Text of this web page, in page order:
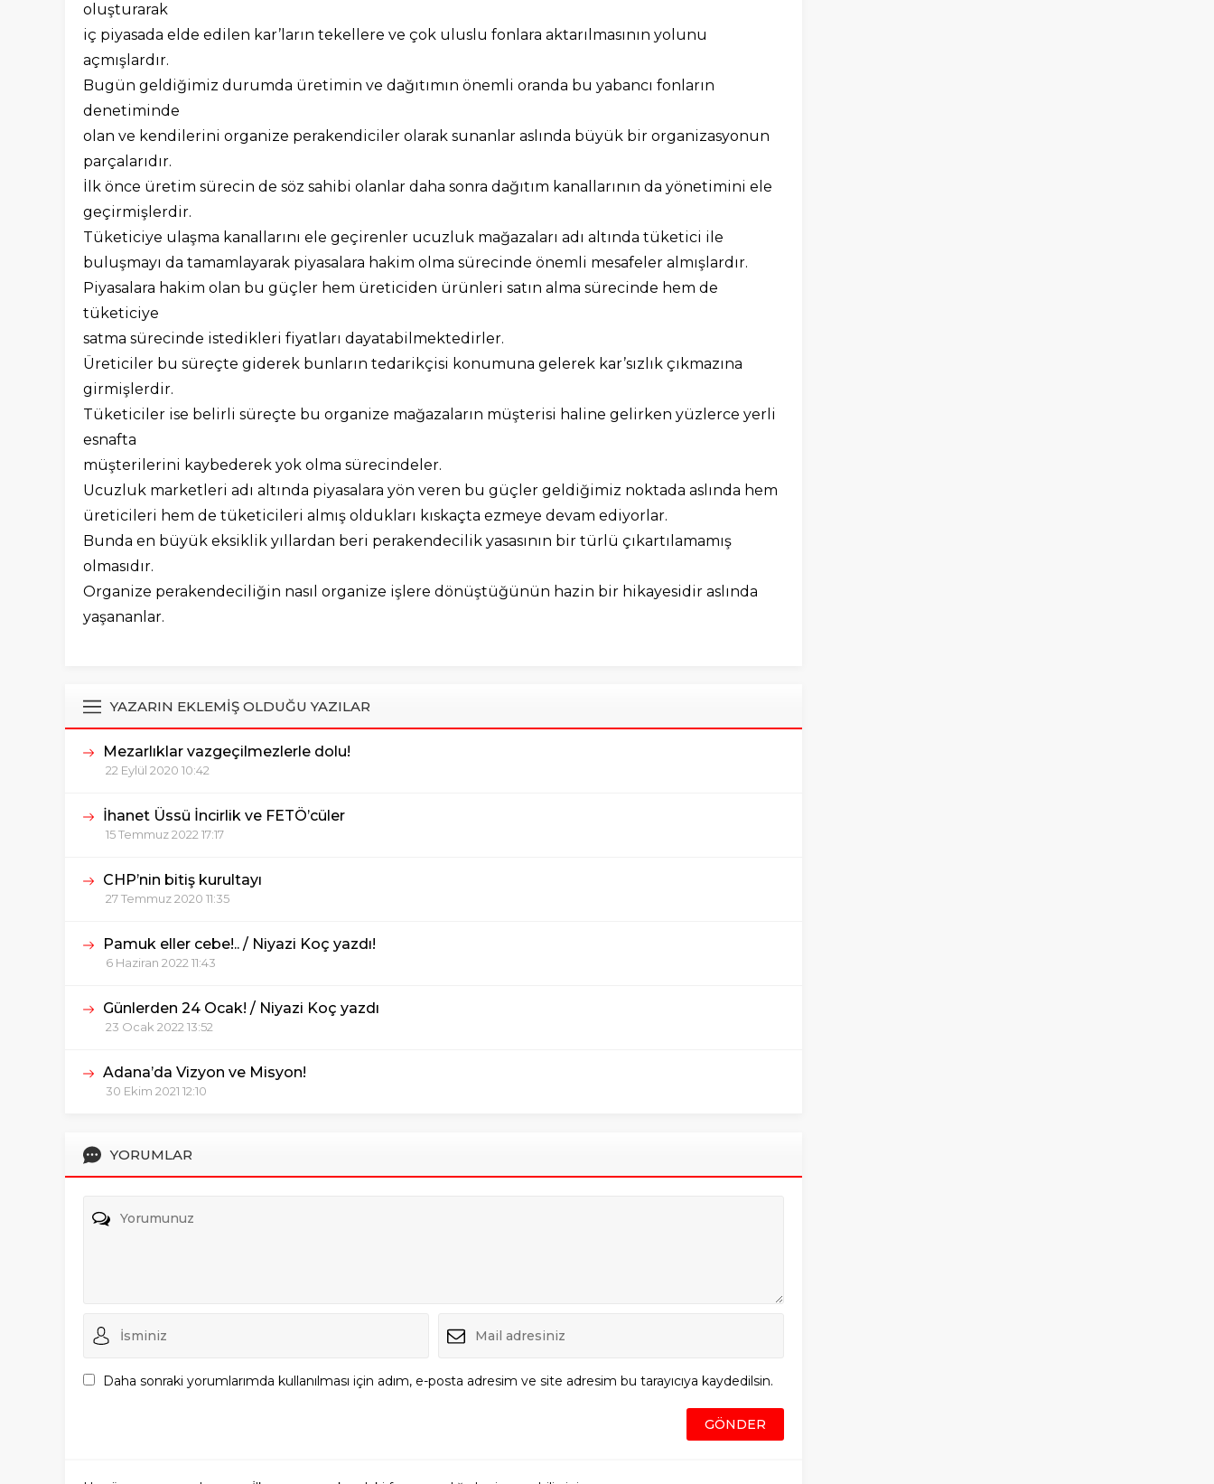
oluşturarak
iç piyasada elde edilen kar’ların tekellere ve çok uluslu fonlara aktarılmasının yolunu
açmışlardır.
Bugün geldiğimiz durumda üretimin ve dağıtımın önemli oranda bu yabancı fonların
denetiminde
olan ve kendilerini organize perakendiciler olarak sunanlar aslında büyük bir organizasyonun
parçalarıdır.
İlk önce üretim sürecin de söz sahibi olanlar daha sonra dağıtım kanallarının da yönetimini ele
geçirmişlerdir.
Tüketiciye ulaşma kanallarını ele geçirenler ucuzluk mağazaları adı altında tüketici ile
buluşmayı da tamamlayarak piyasalara hakim olma sürecinde önemli mesafeler almışlardır.
Piyasalara hakim olan bu güçler hem üreticiden ürünleri satın alma sürecinde hem de
tüketiciye
satma sürecinde istedikleri fiyatları dayatabilmektedirler.
Üreticiler bu süreçte giderek bunların tedarikçisi konumuna gelerek kar’sızlık çıkmazına
girmişlerdir.
Tüketiciler ise belirli süreçte bu organize mağazaların müşterisi haline gelirken yüzlerce yerli
esnafta
müşterilerini kaybederek yok olma sürecindeler.
Ucuzluk marketleri adı altında piyasalara yön veren bu güçler geldiğimiz noktada aslında hem
üreticileri hem de tüketicileri almış oldukları kıskaçta ezmeye devam ediyorlar.
Bunda en büyük eksiklik yıllardan beri perakendecilik yasasının bir türlü çıkartılamamış
olmasıdır.
Organize perakendeciliğin nasıl organize işlere dönüştüğünün hazin bir hikayesidir aslında
yaşananlar.
YAZARIN EKLEMİŞ OLDUĞU YAZILAR
Mezarlıklar vazgeçilmezlerle dolu!
22 Eylül 2020 10:42
İhanet Üssü İncirlik ve FETÖ’cüler
15 Temmuz 2022 17:17
CHP’nin bitiş kurultayı
27 Temmuz 2020 11:35
Pamuk eller cebe!.. / Niyazi Koç yazdı!
6 Haziran 2022 11:43
Günlerden 24 Ocak! / Niyazi Koç yazdı
23 Ocak 2022 13:52
Adana’da Vizyon ve Misyon!
30 Ekim 2021 12:10
YORUMLAR
Daha sonraki yorumlarımda kullanılması için adım, e-posta adresim ve site adresim bu tarayıcıya kaydedilsin.